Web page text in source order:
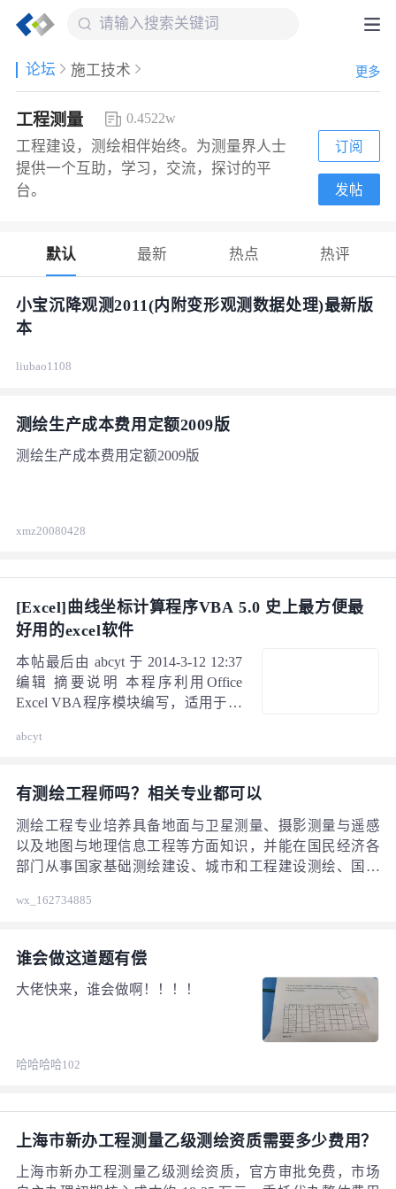
论坛 施工技术 更多
工程测量 0.4522w
工程建设，测绘相伴始终。为测量界人士
提供一个互助，学习，交流，探讨的平
台。
订阅
发帖
默认 最新 热点 热评
小宝沉降观测2011(内附变形观测数据处理)最新版
本
liubao1108
测绘生产成本费用定额2009版
测绘生产成本费用定额2009版
xmz20080428
[Excel]曲线坐标计算程序VBA 5.0 史上最方便最
好用的excel软件
本帖最后由 abcyt 于 2014-3-12 12:37
编辑 摘要说明 本程序利用Office
Excel VBA程序模块编写，适用于公
（交点法、线元法坐标正反算，竖曲
差，曲线超高加宽、计算工具箱等，
还可以生成5800、9750数据库，其中
包括：隧道超欠挖、交点法、线元
法、竖曲线一系列数据库！）已知数
据输入明确，操作简单易懂，是工程
abcyt
有测绘工程师吗？相关专业都可以
测绘工程专业培养具备地面与卫星测量、摄影测量与遥感
以及地图与地理信息工程等方面知识，并能在国民经济各
部门从事国家基础测绘建设、城市和工程建设测绘、国土
遥感技术应用、环境保护与灾害预防及地球动力学等领域
wx_162734885
谁会做这道题有偿
大佬快来，谁会做啊！！！！
哈哈哈哈102
上海市新办工程测量乙级测绘资质需要多少费用？
上海市新办工程测量乙级测绘资质，官方审批免费，市场